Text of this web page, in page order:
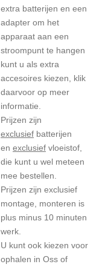
extra batterijen en een
adapter om het
apparaat aan een
stroompunt te hangen
kunt u als extra
accesoires kiezen, klik
daarvoor op meer
informatie.
Prijzen zijn
exclusief batterijen
en exclusief vloeistof,
die kunt u wel meteen
mee bestellen.
Prijzen zijn exclusief
montage, monteren is
plus minus 10 minuten
werk.
U kunt ook kiezen voor
ophalen in Oss of